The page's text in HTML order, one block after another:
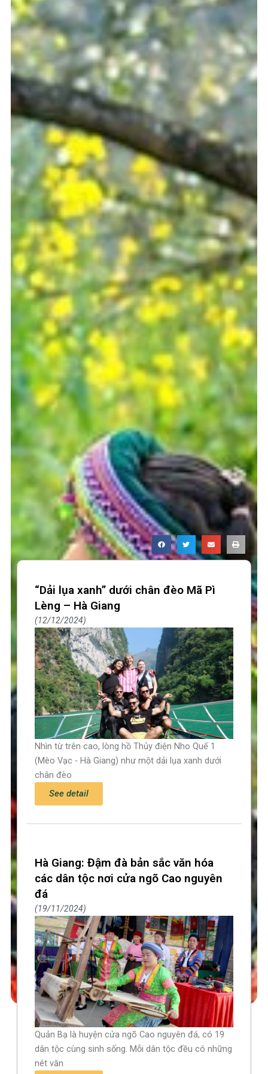
“Dải lụa xanh” dưới chân đèo Mã Pì
Lèng – Hà Giang
12/12/2024
Nhìn từ trên cao, lòng hồ Thủy điện Nho Quế 1
(Mèo Vạc - Hà Giang) như một dải lụa xanh dưới
chân đèo
See detail
Hà Giang: Đậm đà bản sắc văn hóa
các dân tộc nơi cửa ngõ Cao nguyên
đá
19/11/2024
Quản Bạ là huyện cửa ngõ Cao nguyên đá, có 19
dân tộc cùng sinh sống. Mỗi dân tộc đều có những
nét văn